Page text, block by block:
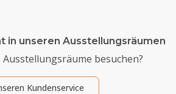
in unseren Ausstellungsräumen
besuchen?
Kundenservice